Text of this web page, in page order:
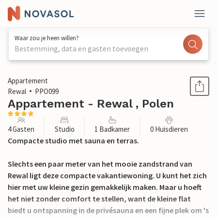
Waar zou je heen willen?
Bestemming, data en gasten toevoegen
1 / 11
Appartement
Rewal
PPO099
Appartement - Rewal , Polen
4 Gasten Studio 1 Badkamer 0 Huisdieren
Compacte studio met sauna en terras.
Slechts een paar meter van het mooie zandstrand van
Rewal ligt deze compacte vakantiewoning. U kunt het zich
hier met uw kleine gezin gemakkelijk maken. Maar u hoeft
het niet zonder comfort te stellen, want de kleine flat
biedt u ontspanning in de privésauna en een fijne plek om 's